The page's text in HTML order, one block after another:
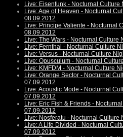
Live: Eisenfunk - Nocturnal
Live: Age of Heaven - Nocturnal
08.09.2012
Live: Principe Valiente - Nocturnal
08.09.2012
Live: The Wars - Nocturnal Culture
Live: Fernthal - Nocturnal Culture
Live: Versus - Nocturnal Culture
Live: Opusculum - Nocturnal
Live: KMFDM - Nocturnal Culture
Live: Orange Sector - Nocturnal
07.09.2012
Live: Acoustic Mode - Nocturnal
07.09.2012
Live: Eric Fish & Friends -
07.09.2012
Live: Nosferatu - Nocturnal
Live: A Life Divided - Nocturnal
07.09.2012